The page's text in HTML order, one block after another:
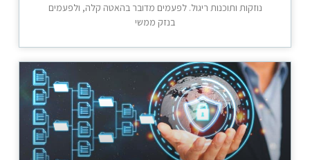
נוזקות ותוכנות ריגול. לפעמים מדובר בהאטה קלה, ולפעמים
בנזק ממשי